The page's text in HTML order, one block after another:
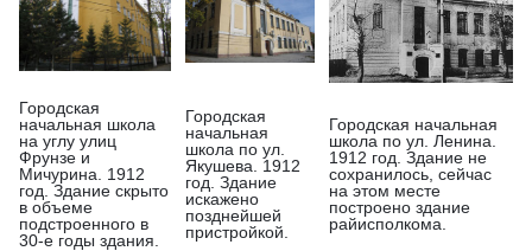
Городская
начальная школа
на углу улиц
Фрунзе и
Мичурина. 1912
год. Здание скрыто
в объеме
подстроенного в
30-е годы здания.
Городская
начальная
школа по ул.
Якушева. 1912
год. Здание
искажено
позднейшей
пристройкой.
Городская начальная
школа по ул. Ленина.
1912 год. Здание не
сохранилось, сейчас
на этом месте
построено здание
райисполкома.